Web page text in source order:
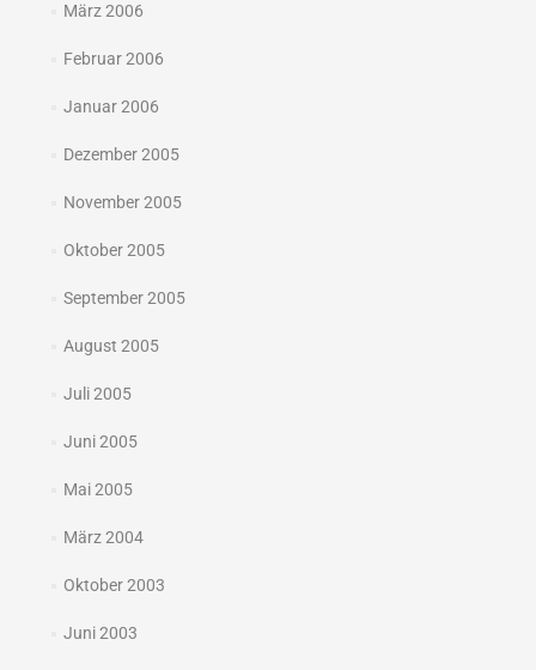
März 2006
Februar 2006
Januar 2006
Dezember 2005
November 2005
Oktober 2005
September 2005
August 2005
Juli 2005
Juni 2005
Mai 2005
März 2004
Oktober 2003
Juni 2003